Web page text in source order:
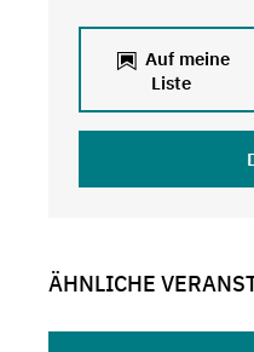
Auf meine
Liste
ÄHNLICHE